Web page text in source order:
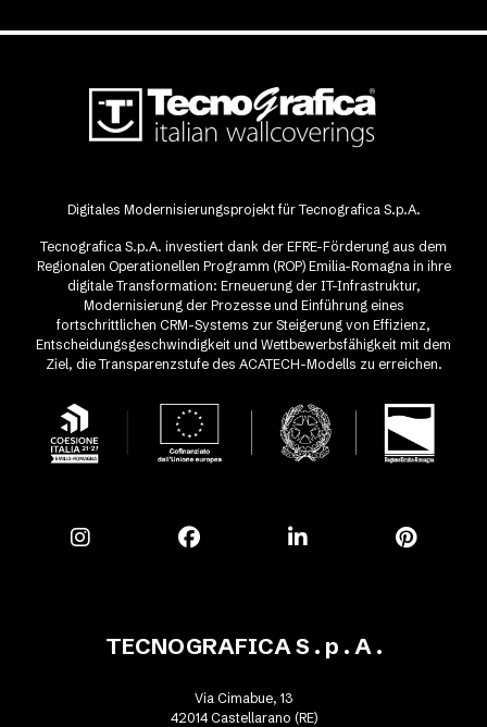
Digitales Modernisierungsprojekt für Tecnografica S.p.A.
Tecnografica S.p.A. investiert dank der EFRE-Förderung aus dem
Regionalen Operationellen Programm (ROP) Emilia-Romagna in ihre
digitale Transformation: Erneuerung der IT-Infrastruktur,
Modernisierung der Prozesse und Einführung eines
fortschrittlichen CRM-Systems zur Steigerung von Effizienz,
Entscheidungsgeschwindigkeit und Wettbewerbsfähigkeit mit dem
Ziel, die Transparenzstufe des ACATECH-Modells zu erreichen.
TECNOGRAFICA S . p . A .
Via Cimabue, 13
42014 Castellarano (RE)